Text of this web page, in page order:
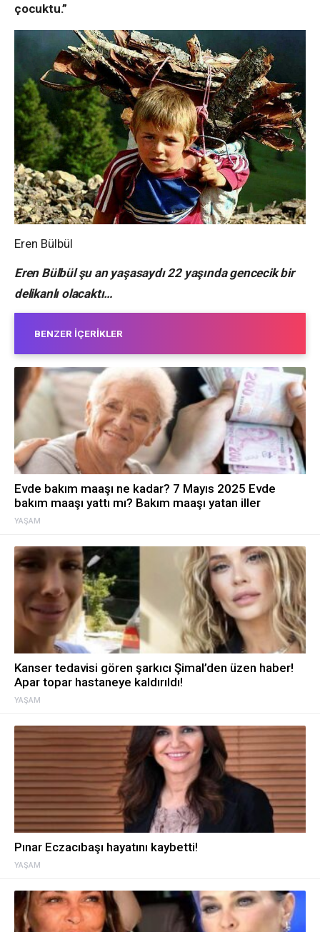
çocuktu.”
Eren Bülbül
Eren Bülbül şu an yaşasaydı 22 yaşında gencecik bir
delikanlı olacaktı…
BENZER İÇERIKLER
YAŞAM
Evde bakım maaşı ne kadar? 7 Mayıs 2025 Evde
bakım maaşı yattı mı? Bakım maaşı yatan iller
YAŞAM
Kanser tedavisi gören şarkıcı Şimal’den üzen haber!
Apar topar hastaneye kaldırıldı!
YAŞAM
Pınar Eczacıbaşı hayatını kaybetti!